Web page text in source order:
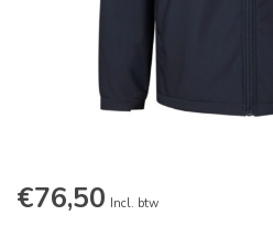
€76,50 Incl. btw